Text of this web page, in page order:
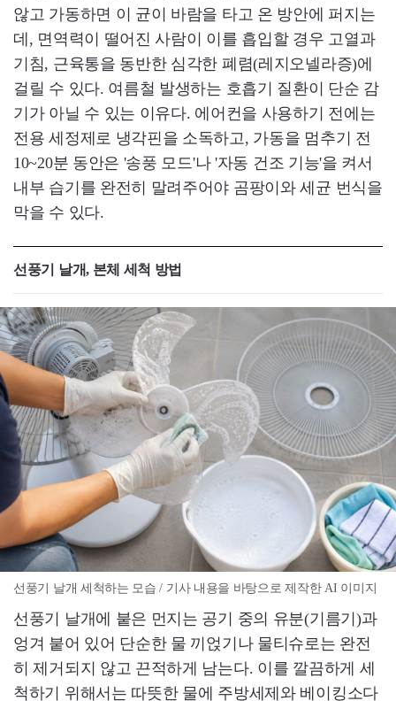
않고 가동하면 이 균이 바람을 타고 온 방안에 퍼지는
데, 면역력이 떨어진 사람이 이를 흡입할 경우 고열과
기침, 근육통을 동반한 심각한 폐렴(레지오넬라증)에
걸릴 수 있다. 여름철 발생하는 호흡기 질환이 단순 감
기가 아닐 수 있는 이유다. 에어컨을 사용하기 전에는
전용 세정제로 냉각핀을 소독하고, 가동을 멈추기 전
10~20분 동안은 '송풍 모드'나 '자동 건조 기능'을 켜서
내부 습기를 완전히 말려주어야 곰팡이와 세균 번식을
막을 수 있다.
선풍기 날개, 본체 세척 방법
선풍기 날개 세척하는 모습 / 기사 내용을 바탕으로 제작한 AI 이미지
선풍기 날개에 붙은 먼지는 공기 중의 유분(기름기)과
엉겨 붙어 있어 단순한 물 끼얹기나 물티슈로는 완전
히 제거되지 않고 끈적하게 남는다. 이를 깔끔하게 세
척하기 위해서는 따뜻한 물에 주방세제와 베이킹소다